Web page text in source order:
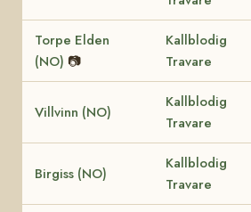
Torpe Elden
(NO) 📷
Kallblodig
Travare
Villvinn (NO)
Kallblodig
Travare
Birgiss (NO)
Kallblodig
Travare